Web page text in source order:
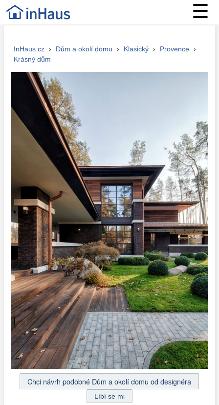
☰
InHaus.cz › Dům a okolí domu › Klasický › Provence ›
Krásný dům
Chci návrh podobné Dům a okolí domu od designéra